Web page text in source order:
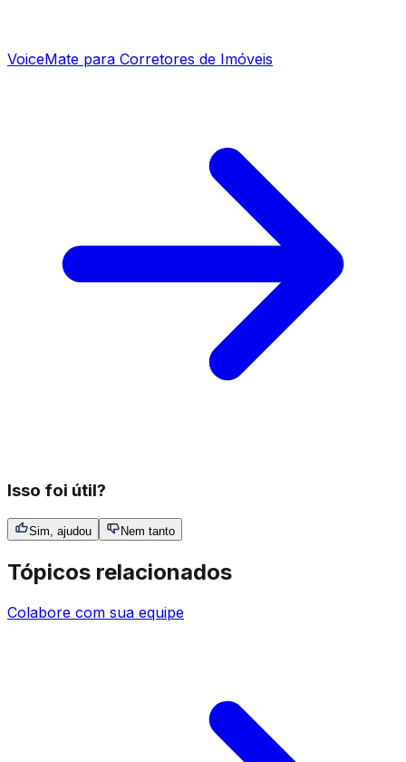
VoiceMate para Corretores de Imóveis
Isso foi útil?
Sim, ajudou Nem tanto
Tópicos relacionados
Colabore com sua equipe